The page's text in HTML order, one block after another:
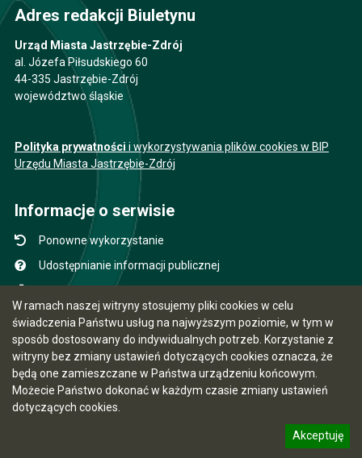
W ramach naszej witryny stosujemy pliki cookies w celu
świadczenia Państwu usług na najwyższym poziomie, w tym w
sposób dostosowany do indywidualnych potrzeb. Korzystanie z
witryny bez zmiany ustawień dotyczących cookies oznacza, że
będą one zamieszczane w Państwa urządzeniu końcowym.
Możecie Państwo dokonać w każdym czasie zmiany ustawień
dotyczących cookies.
Akceptuję
Adres redakcji Biuletynu
Urząd Miasta Jastrzębie-Zdrój
al. Józefa Piłsudskiego 60
44-335 Jastrzębie-Zdrój
województwo śląskie
Polityka prywatności i wykorzystywania plików cookies w BIP
Urzędu Miasta Jastrzębie-Zdrój
Informacje o serwisie
Ponowne wykorzystanie
Udostępnianie informacji publicznej
Instrukcja obsługi
Statystyki oglądalności
Ostatnio dodane
Ostatnia aktualizacja BIP: 06.08.2026 15:25
CMS i hosting: Logonet Sp. z o.o. w Bydgoszczy